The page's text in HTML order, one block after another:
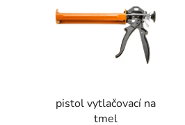
pistol vytlačovací na
tmel